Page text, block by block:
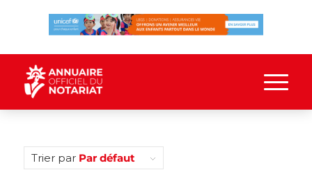
Trier par Par défaut